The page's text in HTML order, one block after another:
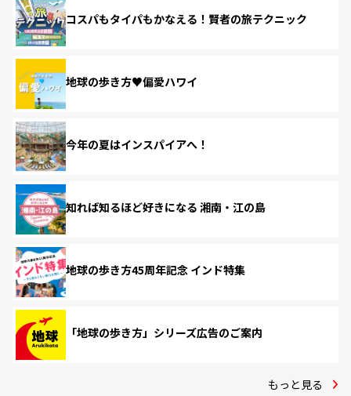
コスパもタイパもかなえる！賢者の旅テクニック
地球の歩き方♥偏愛ハワイ
今年の夏はインスパイアへ！
知れば知るほど好きになる 湘南・江の島
地球の歩き方45周年記念 インド特集
「地球の歩き方」シリーズ広告のご案内
もっと見る